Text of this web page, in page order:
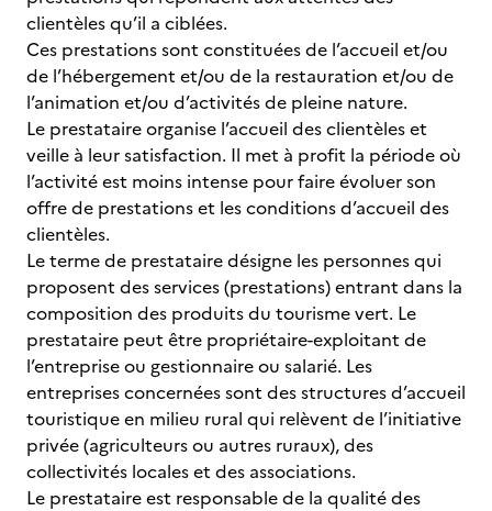
clientèles qu’il a ciblées.
Ces prestations sont constituées de l’accueil et/ou
de l’hébergement et/ou de la restauration et/ou de
l’animation et/ou d’activités de pleine nature.
Le prestataire organise l’accueil des clientèles et
veille à leur satisfaction. Il met à profit la période où
l’activité est moins intense pour faire évoluer son
offre de prestations et les conditions d’accueil des
clientèles.
Le terme de prestataire désigne les personnes qui
proposent des services (prestations) entrant dans la
composition des produits du tourisme vert. Le
prestataire peut être propriétaire-exploitant de
l’entreprise ou gestionnaire ou salarié. Les
entreprises concernées sont des structures d’accueil
touristique en milieu rural qui relèvent de l’initiative
privée (agriculteurs ou autres ruraux), des
collectivités locales et des associations.
Le prestataire est responsable de la qualité des